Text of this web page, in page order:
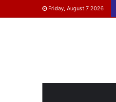
Friday, August 7 2026